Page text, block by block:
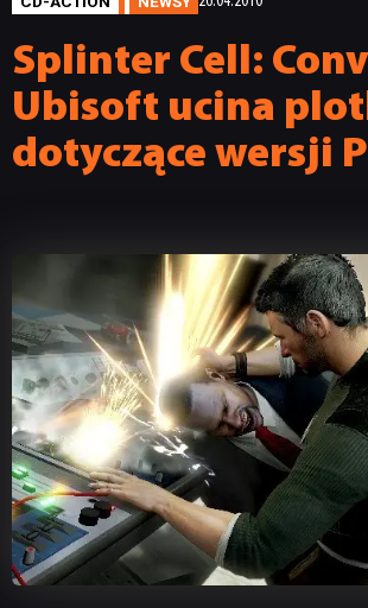
Splinter Cell:
Ubisoft ucina
dotyczące wersji